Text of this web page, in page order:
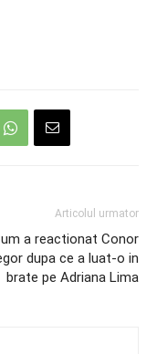
Articolul urmator
a reactionat Conor
dupa ce a luat-o in
brate pe Adriana Lima